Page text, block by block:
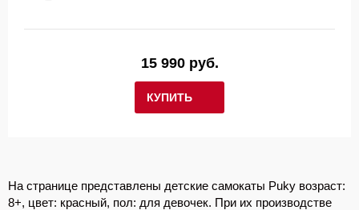
КУПИТЬ
15 990 руб.
На странице представлены детские самокаты Puky возраст:
8+, цвет: красный, пол: для девочек. При их производстве